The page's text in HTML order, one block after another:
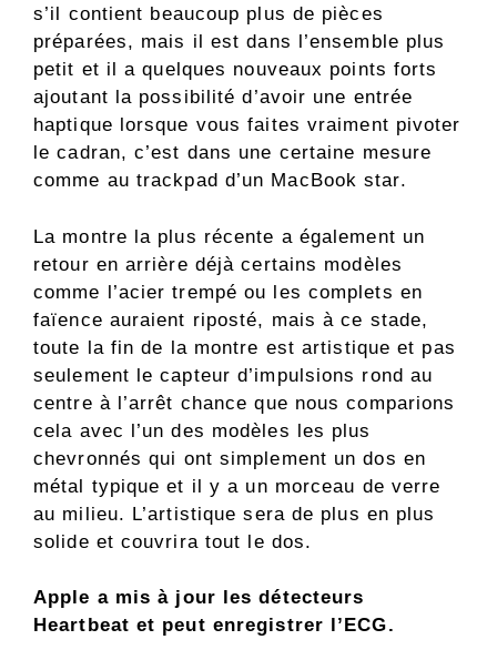
s’il contient beaucoup plus de pièces
préparées, mais il est dans l’ensemble plus
petit et il a quelques nouveaux points forts
ajoutant la possibilité d’avoir une entrée
haptique lorsque vous faites vraiment pivoter
le cadran, c’est dans une certaine mesure
comme au trackpad d’un MacBook star.
La montre la plus récente a également un
retour en arrière déjà certains modèles
comme l’acier trempé ou les complets en
faïence auraient riposté, mais à ce stade,
toute la fin de la montre est artistique et pas
seulement le capteur d’impulsions rond au
centre à l’arrêt chance que nous comparions
cela avec l’un des modèles les plus
chevronnés qui ont simplement un dos en
métal typique et il y a un morceau de verre
au milieu. L’artistique sera de plus en plus
solide et couvrira tout le dos.
Apple a mis à jour les détecteurs
Heartbeat et peut enregistrer l’ECG.